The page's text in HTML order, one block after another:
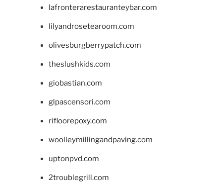
lafronterarestauranteybar.com
lilyandrosetearoom.com
olivesburgberrypatch.com
theslushkids.com
giobastian.com
glpascensori.com
rifloorepoxy.com
woolleymillingandpaving.com
uptonpvd.com
2troublegrill.com